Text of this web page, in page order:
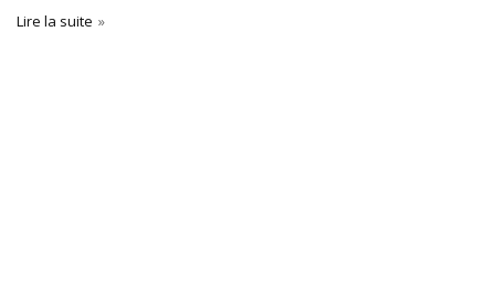
Lire la suite